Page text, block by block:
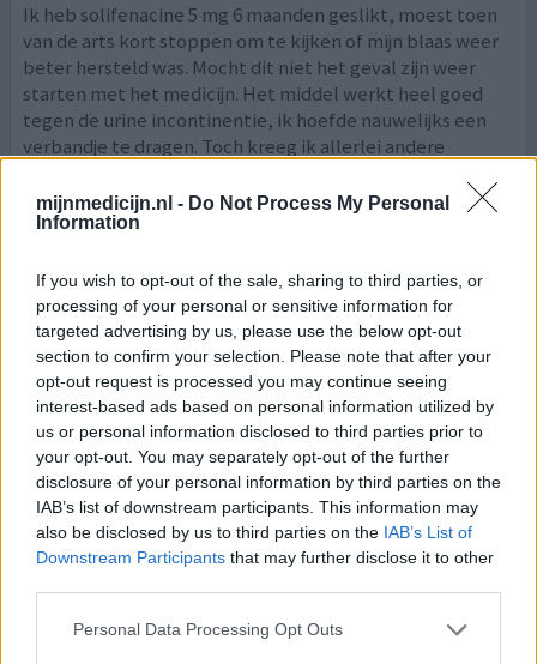
mijnmedicijn.nl - Do Not Process My Personal
Information
If you wish to opt-out of the sale, sharing to third parties, or
processing of your personal or sensitive information for
targeted advertising by us, please use the below opt-out
section to confirm your selection. Please note that after your
opt-out request is processed you may continue seeing
interest-based ads based on personal information utilized by
us or personal information disclosed to third parties prior to
your opt-out. You may separately opt-out of the further
disclosure of your personal information by third parties on the
IAB’s list of downstream participants. This information may
also be disclosed by us to third parties on the IAB’s List of
Downstream Participants that may further disclose it to other
Personal Data Processing Opt Outs
Ik heb solifenacine 5 mg 6 maanden geslikt, moest toen
van de arts kort stoppen om te kijken of mijn blaas weer
beter hersteld was. Mocht dit niet het geval zijn weer
starten met het medicijn. Het middel werkt heel goed
tegen de urine incontinentie, ik hoefde nauwelijks een
verbandje te dragen. Toch kreeg ik allerlei andere
meer...]
Vesicare
19-02-2025 | Man | 73
solifenacine (5mg)
Overactieve blaas
Effectiviteit
Hoeveelheid bijwerkingen
In aanvang 1 maand wel. effect Nu zeer twijfelachtig
Overweeg om te stoppen
geef mening 0 reacties